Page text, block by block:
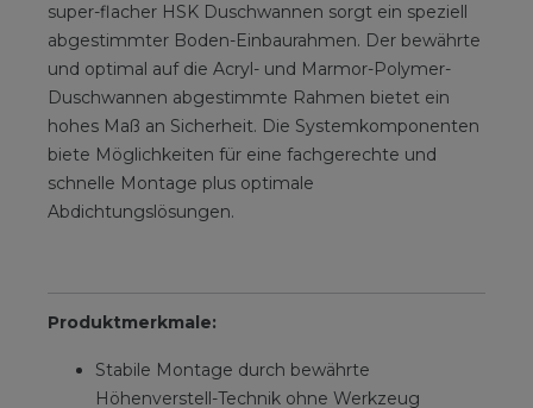
super-flacher HSK Duschwannen sorgt ein speziell
abgestimmter Boden-Einbaurahmen. Der bewährte
und optimal auf die Acryl- und Marmor-Polymer-
Duschwannen abgestimmte Rahmen bietet ein
hohes Maß an Sicherheit. Die Systemkomponenten
biete Möglichkeiten für eine fachgerechte und
schnelle Montage plus optimale
Abdichtungslösungen.
Produktmerkmale:
Stabile Montage durch bewährte
Höhenverstell-Technik ohne Werkzeug